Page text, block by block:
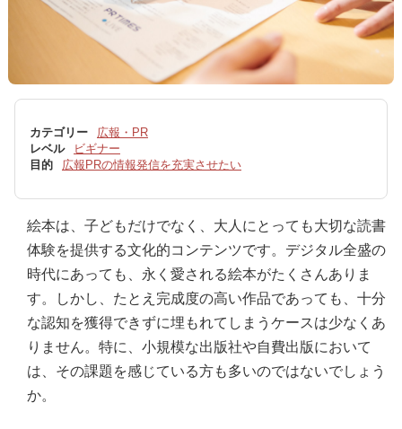
カテゴリー
広報・PR
レベル
ビギナー
目的
広報PRの情報発信を充実させたい
絵本は、子どもだけでなく、大人にとっても大切な読書
体験を提供する文化的コンテンツです。デジタル全盛の
時代にあっても、永く愛される絵本がたくさんありま
す。しかし、たとえ完成度の高い作品であっても、十分
な認知を獲得できずに埋もれてしまうケースは少なくあ
りません。特に、小規模な出版社や自費出版において
は、その課題を感じている方も多いのではないでしょう
か。